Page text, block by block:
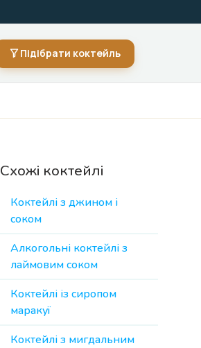
Підібрати коктейль
Схожі коктейлі
Коктейлі з джином і
соком
Алкогольні коктейлі з
лаймовим соком
Коктейлі із сиропом
маракуї
Коктейлі з мигдальним